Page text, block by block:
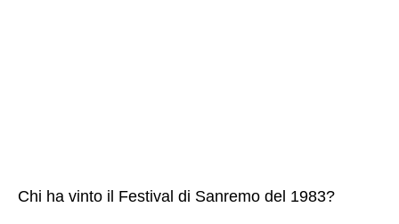
Chi ha vinto il Festival di Sanremo del 1983?